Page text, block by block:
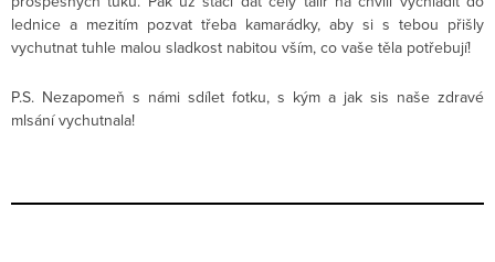
lednice a mezitím pozvat třeba kamarádky, aby si s tebou přišly
vychutnat tuhle malou sladkost nabitou vším, co vaše těla potřebují!
P.S. Nezapomeň s námi sdílet fotku, s kým a jak sis naše zdravé
mlsání vychutnala!